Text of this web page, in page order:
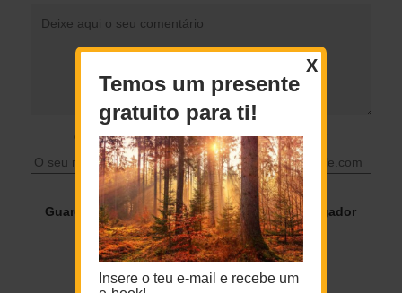
O seu nome * O seu email
Guardar o meu nome, email e site neste navegador
para a próxima vez que eu comentar.
Temos um presente
gratuito para ti!
Insere o teu e-mail e recebe um
X